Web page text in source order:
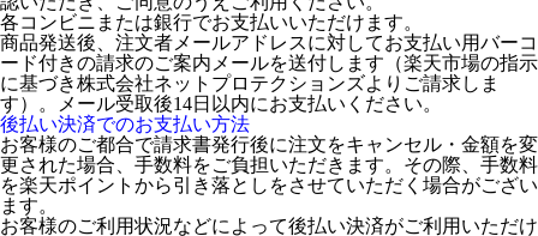
各コンビニまたは銀行でお支払いいただけます。
商品発送後、注文者メールアドレスに対してお支払い用バーコ
ード付きの請求のご案内メールを送付します（楽天市場の指示
に基づき株式会社ネットプロテクションズよりご請求しま
す）。メール受取後14日以内にお支払いください。
後払い決済でのお支払い方法
お客様のご都合で請求書発行後に注文をキャンセル・金額を変
更された場合、手数料をご負担いただきます。その際、手数料
を楽天ポイントから引き落としをさせていただく場合がござい
ます。
お客様のご利用状況などによって後払い決済がご利用いただけ